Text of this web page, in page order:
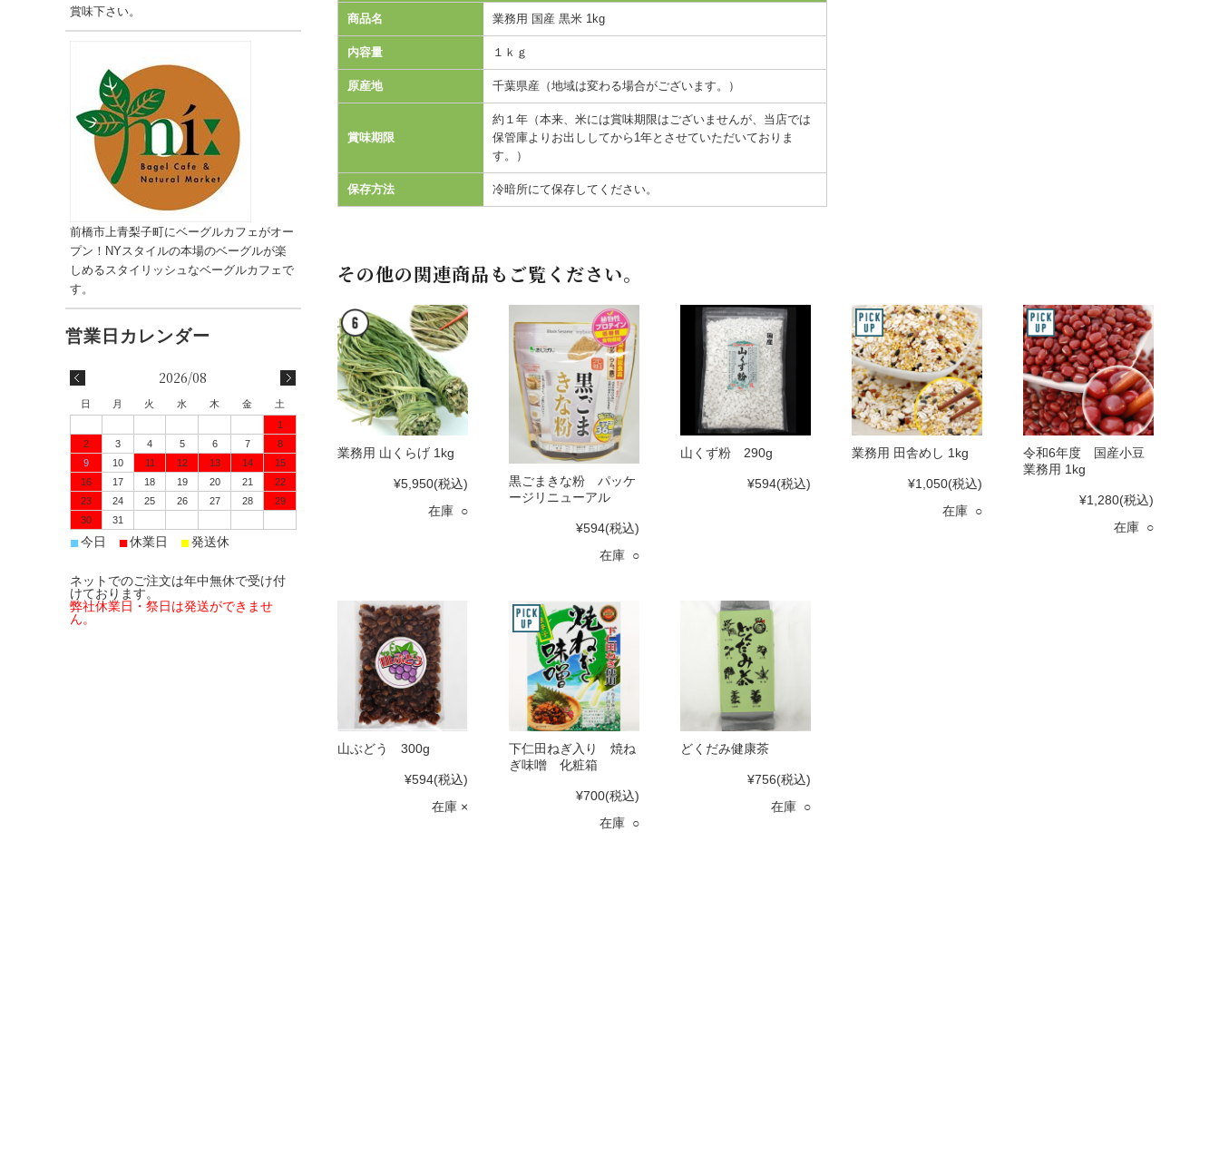
商品名 業務用 国産 黒米 1kg
内容量 １ｋｇ
原産地 千葉県産（地域は変わる場合がございます。）
賞味期限
約１年（本来、米には賞味期限はございませんが、当店では
保管庫よりお出ししてから1年とさせていただいておりま
す。）
保存方法 冷暗所にて保存してください。
その他の関連商品もご覧ください。
業務用 山くらげ 1kg
¥5,950(税込)
在庫 ○
黒ごまきな粉 パッケ
ージリニューアル
¥594(税込)
在庫 ○
山くず粉 290g
¥594(税込)
業務用 田舎めし 1kg
¥1,050(税込)
在庫 ○
令和6年度 国産小豆
業務用 1kg
¥1,280(税込)
在庫 ○
山ぶどう 300g
¥594(税込)
在庫 ×
下仁田ねぎ入り 焼ね
ぎ味噌 化粧箱
¥700(税込)
在庫 ○
どくだみ健康茶
¥756(税込)
在庫 ○
賞味下さい。
前橋市上青梨子町にベーグルカフェがオー
プン！NYスタイルの本場のベーグルが楽
しめるスタイリッシュなベーグルカフェで
す。
2026/08
日 月 火 水 木 金
土
1
2
3 4 5 6 7
8
9
10 11 12 13 14
15
16
17 18 19 20 21
22
23
24 25 26 27 28
29
30
31
■今日 ■休業日 ■発送休
ネットでのご注文は年中無休で受け付
けております。
弊社休業日・祭日は発送ができませ
ん。